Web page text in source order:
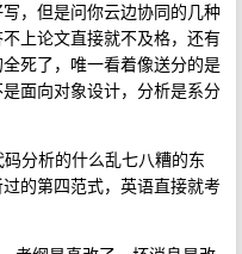
，但是问你云边协同的几种
上论文直接就不及格，还有
死了，唯一看着像送分的是
面向对象设计，分析是系分
分析的什么乱七八糟的东
的第四范式，英语直接就考